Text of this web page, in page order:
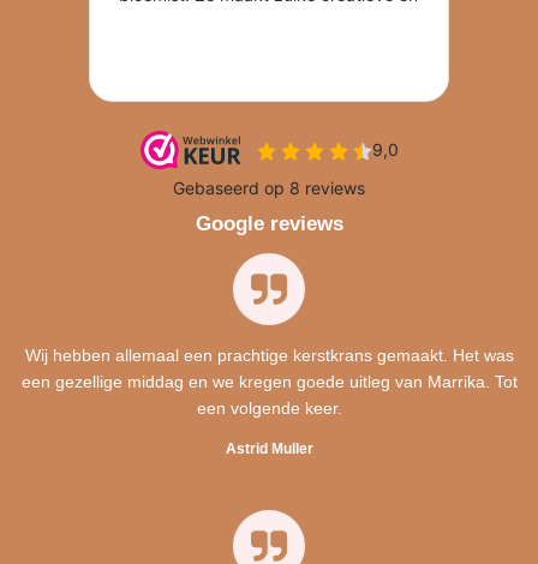
Google reviews
Wij hebben allemaal een prachtige kerstkrans gemaakt. Het was
een gezellige middag en we kregen goede uitleg van Marrika. Tot
een volgende keer.
Astrid Muller